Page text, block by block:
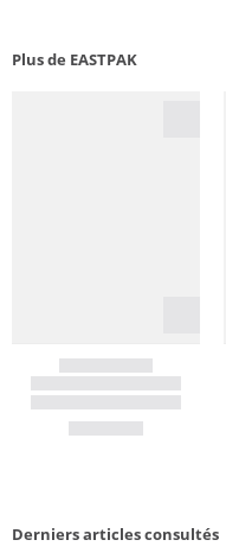
Plus de EASTPAK
Derniers articles consultés